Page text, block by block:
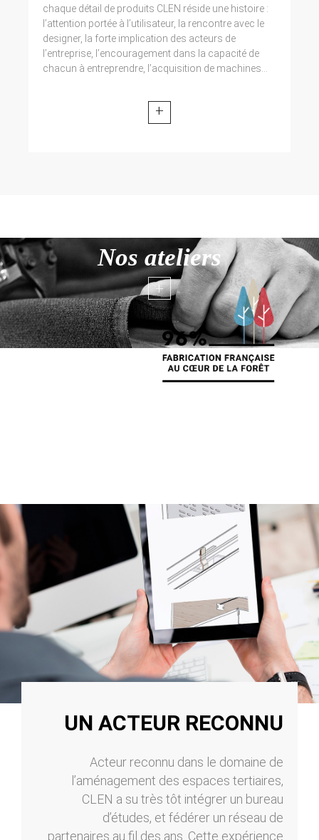
chaque détail de produits CLEN réside une histoire :
l’attention portée à l’utilisateur, la rencontre avec le
designer, la forte implication des acteurs de
l’entreprise, l’encouragement dans la capacité de
chacun à entreprendre, l’acquisition de machines...
+
Nos ateliers
+
UN ACTEUR RECONNU
Acteur reconnu dans le domaine de
l’aménagement des espaces tertiaires,
CLEN a su très tôt intégrer un bureau
d’études, et fédérer un réseau de
partenaires au fil des ans. Cette expérience